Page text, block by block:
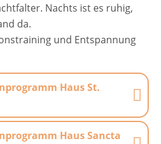
Nachts ist es ruhig,
da.
und Entspannung
Haus St.
Haus Sancta